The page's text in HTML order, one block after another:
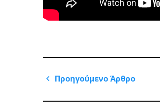
Πλοήγηση
άρθρων
Προηγούμενο Άρθρο